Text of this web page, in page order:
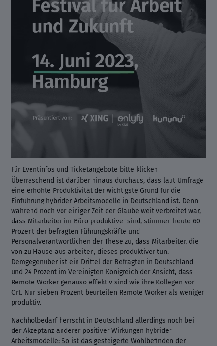
Für Eventinfos und Ticketangebote bitte klicken
Überraschend ist darüber hinaus durchaus, dass laut Umfrage
eine erhöhte Produktivität der wichtigste Grund für die
Einführung hybrider Arbeitsmodelle in Deutschland ist. Denn
während noch vor einiger Zeit der Glaube weit verbreitet war,
dass Mitarbeiter im Büro produktiver sind, stimmen heute 60
Prozent der befragten Führungskräfte und
Personalverantwortlichen der These zu, dass Mitarbeiter, die
von zu Hause aus arbeiten, dieses produktiver tun.
Demgegenüber ist ein Drittel der Befragten in Deutschland
und 24 Prozent im Vereinigten Königreich der Ansicht, dass
Remote Worker genauso effektiv sind wie ihre Kollegen vor
Ort. Nur sieben Prozent beurteilen Remote Worker als weniger
produktiv.
Nachholbedarf herrscht in Deutschland allerdings noch bei
der Akzeptanz anderer positiver Wirkungen hybrider
Arbeitsmodelle: So ist das gesteigerte Wohlbefinden der